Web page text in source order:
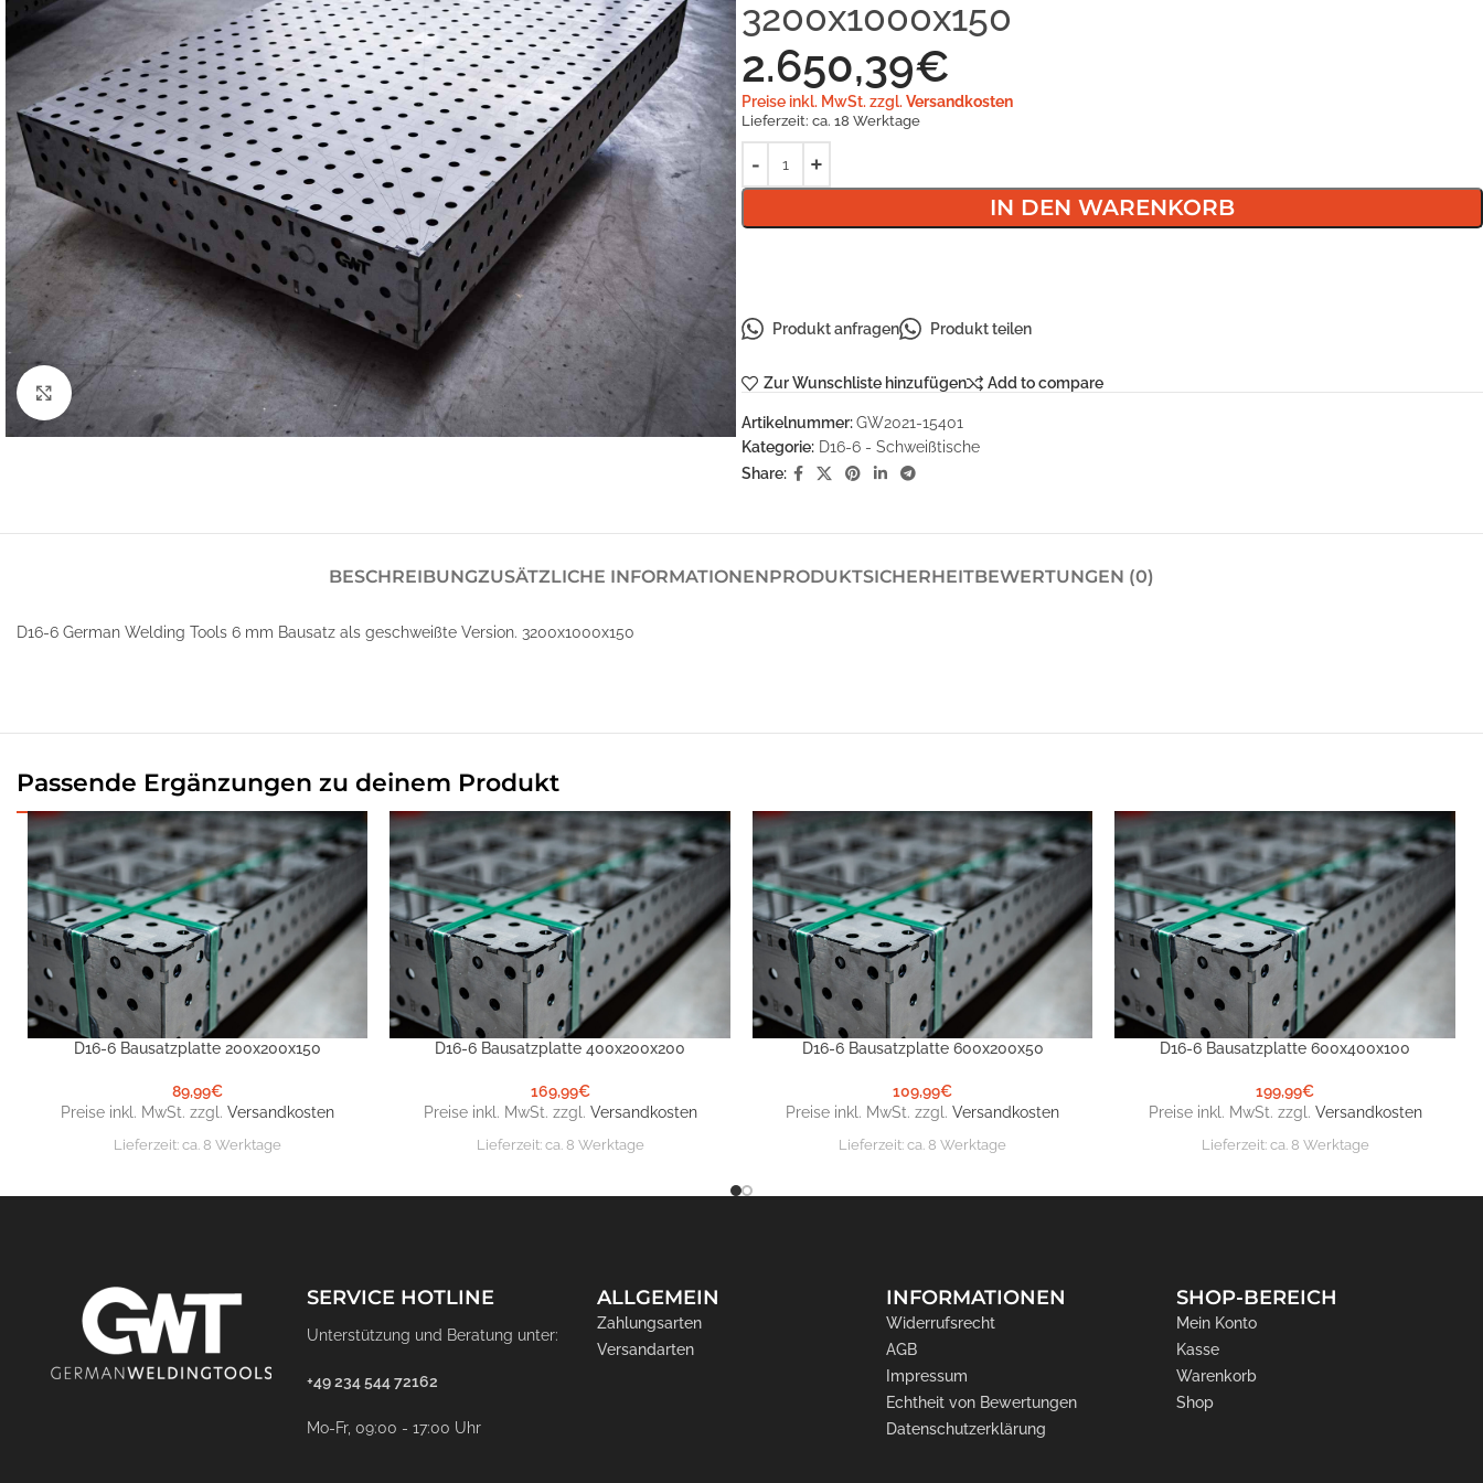
Klick zum Vergrößern
3200x1000x150
2.650,39€
Preise inkl. MwSt. zzgl. Versandkosten
Lieferzeit: ca. 18 Werktage
IN DEN WARENKORB
Produkt anfragen Produkt teilen
Zur Wunschliste hinzufügen Add to compare
Artikelnummer:GW2021-15401
Kategorie: D16-6 - Schweißtische
Share:
BESCHREIBUNGZUSÄTZLICHE INFORMATIONENPRODUKTSICHERHEITBEWERTUNGEN (0)
D16-6 German Welding Tools 6 mm Bausatz als geschweißte Version. 3200x1000x150
Passende Ergänzungen zu deinem Produkt
IN DEN WARENKORB
D16-6 Bausatzplatte 200x200x150
89,99€
Preise inkl. MwSt. zzgl.Versandkosten
Lieferzeit:ca. 8 Werktage
IN DEN WARENKORB
D16-6 Bausatzplatte 400x200x200
169,99€
Preise inkl. MwSt. zzgl. Versandkosten
Lieferzeit: ca. 8 Werktage
IN DEN WARENKORB
D16-6 Bausatzplatte 600x200x50
109,99€
Preise inkl. MwSt. zzgl.Versandkosten
Lieferzeit:ca. 8 Werktage
IN DEN WARENKORB
D16-6 Bausatzplatte 600x400x100
199,99€
Preise inkl. MwSt. zzgl. Versandkosten
Lieferzeit: ca. 8 Werktage
SERVICE HOTLINE
Unterstützung und Beratung unter:
+49 234 544 72162
Mo-Fr, 09:00 - 17:00 Uhr
ALLGEMEIN
Zahlungsarten
Versandarten
INFORMATIONEN
Widerrufsrecht
AGB
Impressum
Echtheit von Bewertungen
Datenschutzerklärung
SHOP-BEREICH
Mein Konto
Kasse
Warenkorb
Shop